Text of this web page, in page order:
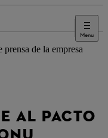
Menu
de la empresa
AL PACTO